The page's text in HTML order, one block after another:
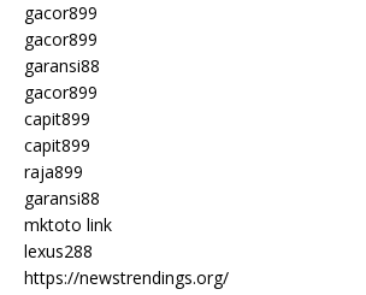
gacor899
gacor899
garansi88
gacor899
capit899
capit899
raja899
garansi88
mktoto link
lexus288
https://newstrendings.org/